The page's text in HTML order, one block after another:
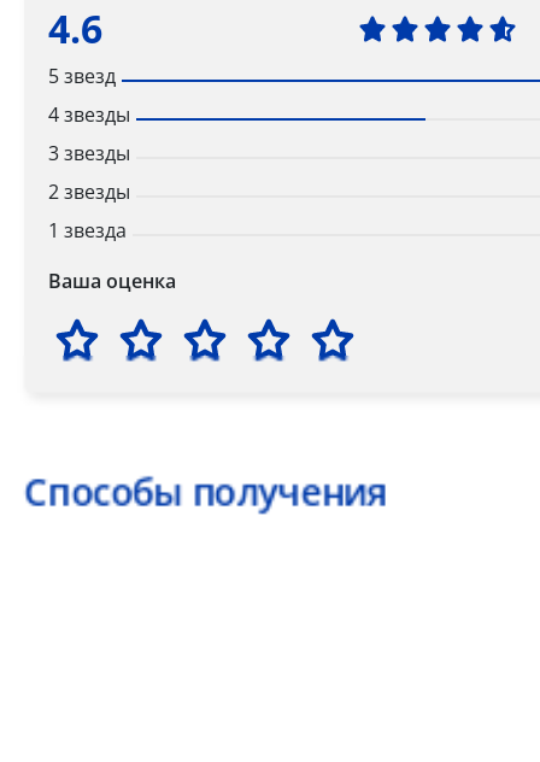
4.6
5 звезд
4 звезды
3 звезды
2 звезды
1 звезда
Ваша оценка
Способы получения